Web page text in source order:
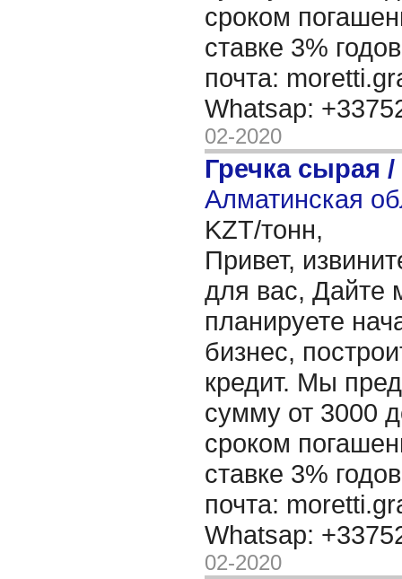
сроком
ставке 3%
почта:
Whatsap:
02-2020
Гречка сырая /
Алматинская
KZT/тонн,
Привет,
для вас, Дайте
планируете
бизнес,
кредит. Мы
сумму от 3000
сроком
ставке 3%
почта:
Whatsap:
02-2020